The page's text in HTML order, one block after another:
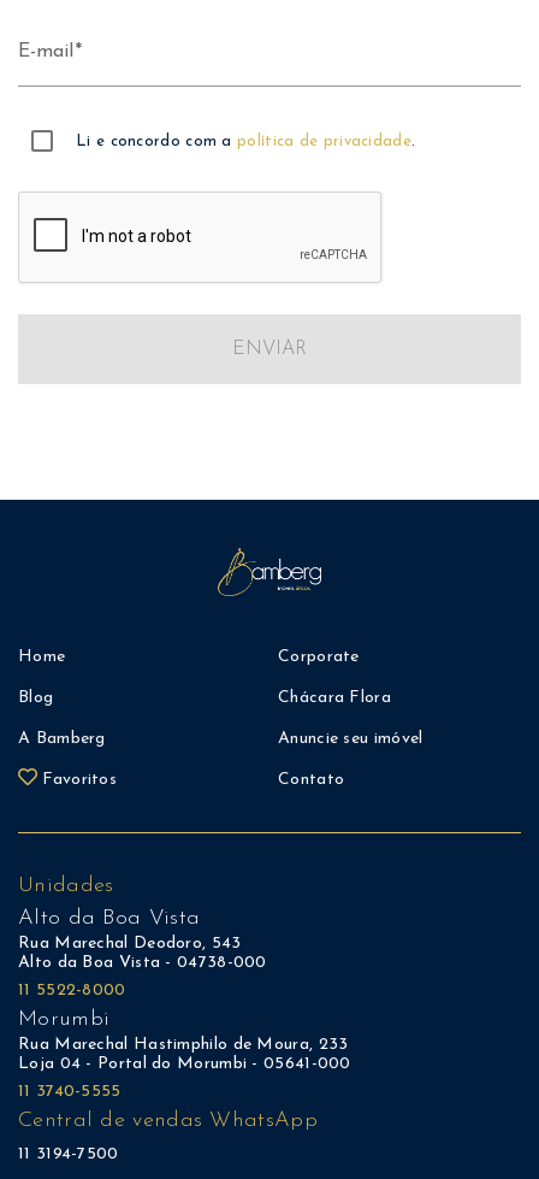
E-mail
Li e concordo com apolítica de privacidade.
ENVIAR
Home
Blog
A Bamberg
Favoritos
Corporate
Chácara Flora
Anuncie seu imóvel
Contato
Unidades
Alto da Boa Vista
Rua Marechal Deodoro, 543
Alto da Boa Vista - 04738-000
11 5522-8000
Morumbi
Rua Marechal Hastimphilo de Moura, 233
Loja 04 - Portal do Morumbi - 05641-000
11 3740-5555
Central de vendas WhatsApp
11 3194-7500